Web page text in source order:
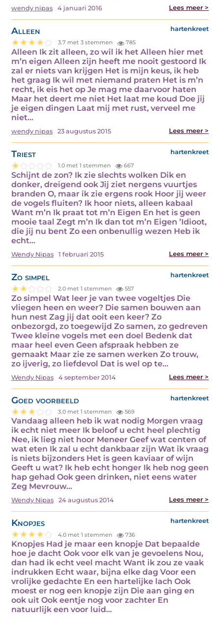
wendy nipas 4 januari 2016 Lees meer >
Alleen hartenkreet
3.7 met 3 stemmen 785
Alleen Ik zit alleen, zo wil ik het Alleen hier met
m’n eigen Alleen zijn heeft me nooit gestoord Ik
zal er niets van krijgen Het is mijn keus, ik heb
het graag Ik wil met niemand praten Het is m’n
recht, ik eis het op Je mag me daarvoor haten
Maar het deert me niet Het laat me koud Doe jij
je eigen dingen Laat mij met rust, verveel me
niet…
wendy nipas 23 augustus 2015 Lees meer >
Triest hartenkreet
1.0 met 1 stemmen 667
Schijnt de zon? Ik zie slechts wolken Dik en
donker, dreigend ook Jij ziet nergens vuurtjes
branden O, maar ik zie ergens rook Hoor jij weer
de vogels fluiten? Ik hoor niets, alleen kabaal
Want m’n Ik praat tot m’n Eigen En het is geen
mooie taal Zegt m’n Ik dan tot m’n Eigen ’Idioot,
die jij nu bent Zo een onbenullig wezen Heb ik
echt…
Wendy Nipas 1 februari 2015 Lees meer >
Zo simpel hartenkreet
2.0 met 1 stemmen 557
Zo simpel Wat leer je van twee vogeltjes Die
vliegen heen en weer? Die samen bouwen aan
hun nest Zag jij dat ooit een keer? Zo
onbezorgd, zo toegewijd Zo samen, zo gedreven
Twee kleine vogels met een doel Bedenk dat
maar heel even Geen afspraak hebben ze
gemaakt Maar zie ze samen werken Zo trouw,
zo ijverig, zo liefdevol Dat is wel op te…
Wendy Nipas 4 september 2014 Lees meer >
Goed voorbeeld hartenkreet
3.0 met 1 stemmen 569
Vandaag alleen heb ik wat nodig Morgen vraag
ik echt niet meer Ik beloof u echt heel plechtig
Nee, ik lieg niet hoor Meneer Geef wat centen of
wat eten Ik zal u echt dankbaar zijn Wat ik vraag
is niets bijzonders Het is geen kaviaar of wijn
Geeft u wat? Ik heb echt honger Ik heb nog geen
hap gehad Ook geen drinken, niet eens water
Zeg Mevrouw…
Wendy Nipas 24 augustus 2014 Lees meer >
Knopjes hartenkreet
4.0 met 1 stemmen 736
Knopjes Had je maar een knopje Dat bepaalde
hoe je dacht Ook voor elk van je gevoelens Nou,
dan had ik echt veel macht Want ik zou ze vaak
indrukken Echt waar, bijna elke dag Voor een
vrolijke gedachte En een hartelijke lach Ook
moest er nog een knopje zijn Die aan ging en
ook uit Ook eentje nog voor zachter En
natuurlijk een voor luid…